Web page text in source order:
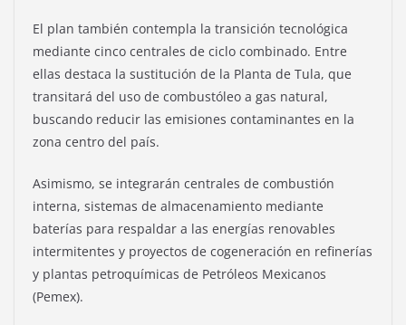
El plan también contempla la transición tecnológica
mediante cinco centrales de ciclo combinado. Entre
ellas destaca la sustitución de la Planta de Tula, que
transitará del uso de combustóleo a gas natural,
buscando reducir las emisiones contaminantes en la
zona centro del país.
Asimismo, se integrarán centrales de combustión
interna, sistemas de almacenamiento mediante
baterías para respaldar a las energías renovables
intermitentes y proyectos de cogeneración en refinerías
y plantas petroquímicas de Petróleos Mexicanos
(Pemex).